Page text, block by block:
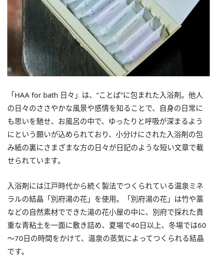
「HAA for bath 日々」は、“ことば”に包まれた入浴剤。他人
の日々のささやかな風景や感情を知ることで、自身の日常に
も思いを馳せ、お風呂の中で、ゆったりと呼吸が深まるよう
にという願いが込められており、小分けにされた入浴剤の包
み紙の裏にさまざまな方の日々が日記のような短い文章で載
せられています。
入浴剤には江戸時代から続く製法でつくられている温泉ミネ
ラルの結晶「別府湯の花」を使用。「別府湯の花」は竹や藁
などの自然素材でできた湯の花小屋の中に、別府で採れた貴
重な青粘土を一面に敷き詰め、夏場で40日以上、冬場では60
～70日の時間をかけて、温泉の蒸気によってつくられる結晶
です。